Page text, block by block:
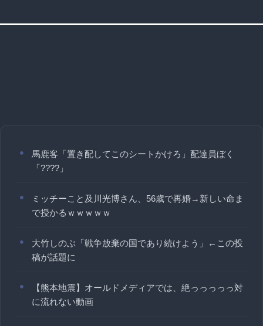
馬鹿客「置き配してこのシートかけろ」配達員ぼく
「????」
ミッチーこと及川光博さん、56歳で再婚→新しい命ま
で授かるｗｗｗｗｗ
大竹しのぶ「戦争放棄の国であり続けよう」←この投
稿が話題に
【熊本地震】オールドメディアでは、絶っっっっっ対
に流れない動画